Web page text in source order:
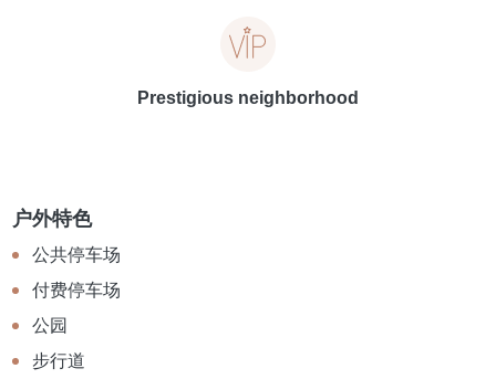
Prestigious neighborhood
户外特色
公共停车场
付费停车场
公园
步行道